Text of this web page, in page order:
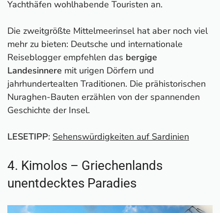
Yachthäfen wohlhabende Touristen an.
Die zweitgrößte Mittelmeerinsel hat aber noch viel
mehr zu bieten: Deutsche und internationale
Reiseblogger empfehlen das bergige
Landesinnere mit urigen Dörfern und
jahrhundertealten Traditionen. Die prähistorischen
Nuraghen-Bauten erzählen von der spannenden
Geschichte der Insel.
LESETIPP: Sehenswürdigkeiten auf Sardinien
4. Kimolos – Griechenlands
unentdecktes Paradies